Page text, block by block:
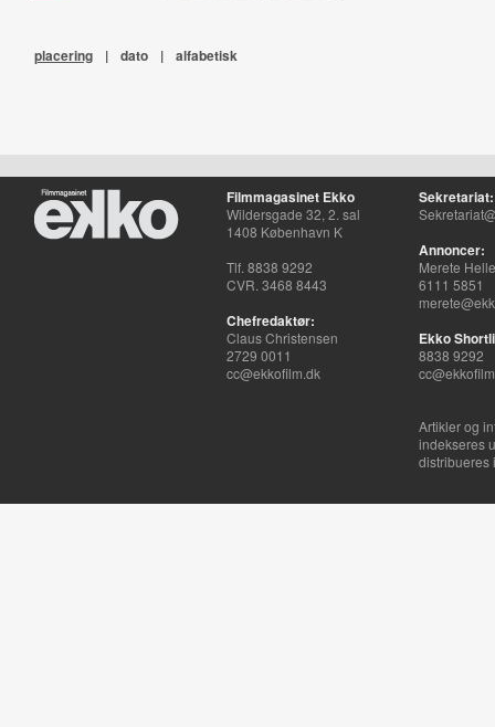
placering | dato | alfabetisk
Filmmagasinet Ekko
Wildersgade 32, 2. sal
1408 København K
Tlf. 8838 9292
CVR. 3468 8443
Chefredaktør:
Claus Christensen
2729 0011
cc@ekkofilm.dk
Sekretariat:
Annoncer:
Merete
6111 5851
Ekko
8838 9292
Artikler og
indekseres
distribueres